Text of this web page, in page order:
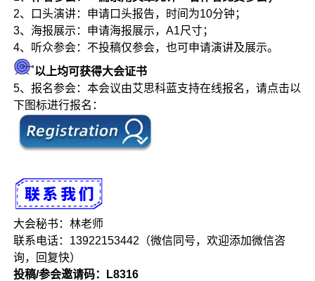
2、口头演讲：申请口头报告，时间为10分钟；
3、海报展示：申请海报展示，A1尺寸；
4、听众参会：不投稿仅参会，也可申请演讲及展示。
以上均可获得大会证书
5、报名参会：本会议由艾思科蓝支持在线报名，请点击以
下图标进行报名：
大会秘书：林老师
联系电话：13922153442（微信同号，欢迎添加微信咨
询，回复快）
投稿/参会邀请码：L8316